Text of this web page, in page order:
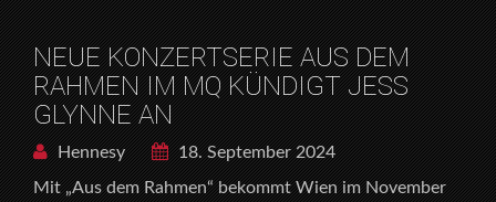
NEUE KONZERTSERIE AUS DEM
RAHMEN IM MQ KÜNDIGT JESS
GLYNNE AN
Hennesy
18. September 2024
Mit „Aus dem Rahmen“ bekommt Wien im November